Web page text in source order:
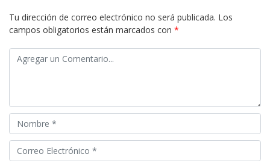
Tu dirección de correo electrónico no será publicada. Los
campos obligatorios están marcados con *